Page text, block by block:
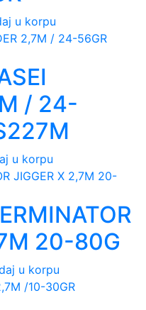
u korpu
/ 24-
u korpu
20-80G
u korpu